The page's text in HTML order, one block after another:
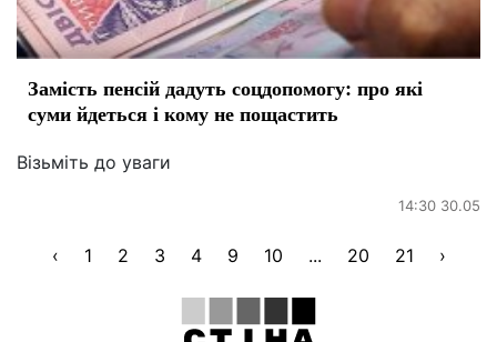
Замість пенсій дадуть соцдопомогу: про які
суми йдеться і кому не пощастить
Візьміть до уваги
14:30 30.05
‹ 1 2 3 4 9 10 ... 20 21 ›